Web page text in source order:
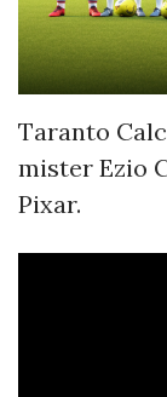
Taranto
mister Ezio
Pixar.